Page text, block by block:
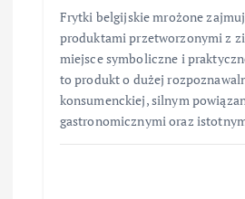
Frytki belgijskie mrożone
produktami przetworzonymi z
miejsce symboliczne i
to produkt o dużej
konsumenckiej, silnym
gastronomicznymi oraz